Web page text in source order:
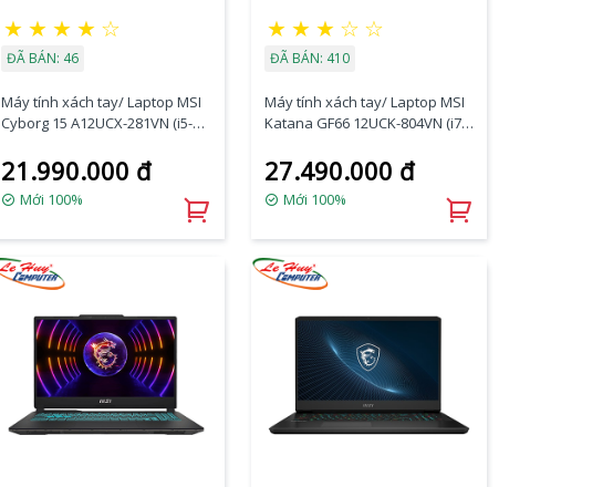
★ ★ ★ ★ ☆
ĐÃ BÁN: 46
Máy tính xách tay/ Laptop MSI
Cyborg 15 A12UCX-281VN (i5-
2050/15.6 inch FHD/Win 11/
Đen)
21.990.000 đ
Mới 100%
★ ★ ★ ☆ ☆
ĐÃ BÁN: 410
Máy tính xách tay/ Laptop MSI
Katana GF66 12UCK-804VN (i7-
4GB/15.6 inch FHD 144Hz/Win
11/Đen)
27.490.000 đ
Mới 100%